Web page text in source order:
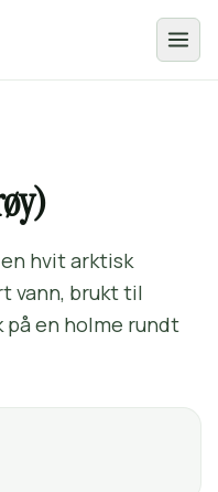
hvit arktisk
vann, brukt til
på en holme rundt